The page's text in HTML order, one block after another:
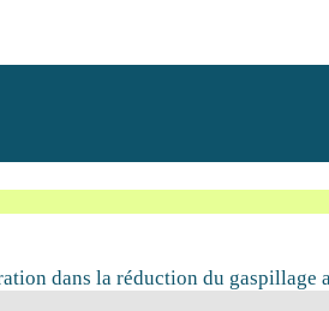
dans la réduction du